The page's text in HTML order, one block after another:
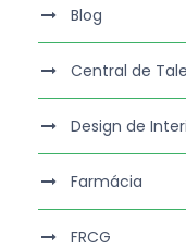
Blog
Central de
Design de
Farmácia
FRCG